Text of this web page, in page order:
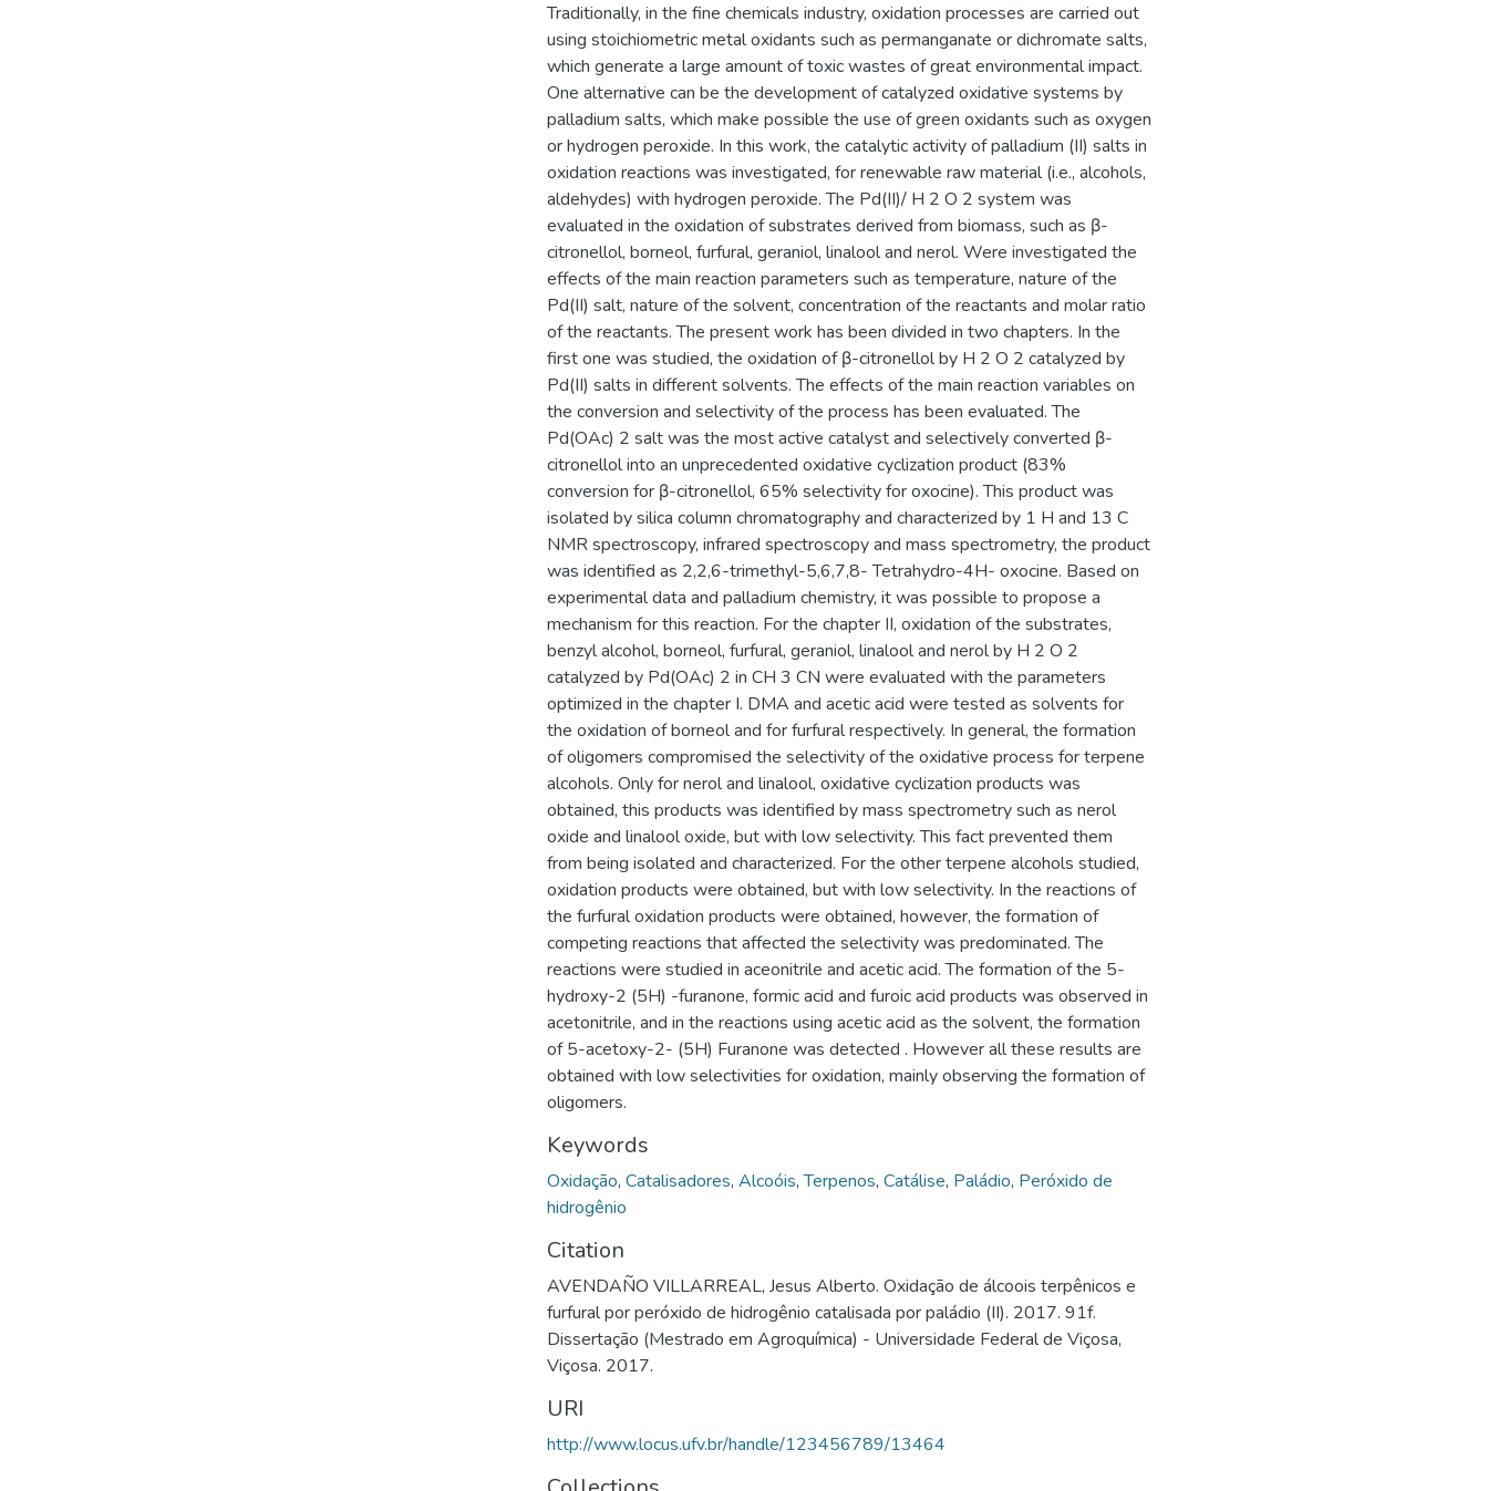
Traditionally, in the fine chemicals industry, oxidation processes are carried out
using stoichiometric metal oxidants such as permanganate or dichromate salts,
which generate a large amount of toxic wastes of great environmental impact.
One alternative can be the development of catalyzed oxidative systems by
palladium salts, which make possible the use of green oxidants such as oxygen
or hydrogen peroxide. In this work, the catalytic activity of palladium (II) salts in
oxidation reactions was investigated, for renewable raw material (i.e., alcohols,
aldehydes) with hydrogen peroxide. The Pd(II)/ H 2 O 2 system was
evaluated in the oxidation of substrates derived from biomass, such as β-
citronellol, borneol, furfural, geraniol, linalool and nerol. Were investigated the
effects of the main reaction parameters such as temperature, nature of the
Pd(II) salt, nature of the solvent, concentration of the reactants and molar ratio
of the reactants. The present work has been divided in two chapters. In the
first one was studied, the oxidation of β-citronellol by H 2 O 2 catalyzed by
Pd(II) salts in different solvents. The effects of the main reaction variables on
the conversion and selectivity of the process has been evaluated. The
Pd(OAc) 2 salt was the most active catalyst and selectively converted β-
citronellol into an unprecedented oxidative cyclization product (83%
conversion for β-citronellol, 65% selectivity for oxocine). This product was
isolated by silica column chromatography and characterized by 1 H and 13 C
NMR spectroscopy, infrared spectroscopy and mass spectrometry, the product
was identified as 2,2,6-trimethyl-5,6,7,8- Tetrahydro-4H- oxocine. Based on
experimental data and palladium chemistry, it was possible to propose a
mechanism for this reaction. For the chapter II, oxidation of the substrates,
benzyl alcohol, borneol, furfural, geraniol, linalool and nerol by H 2 O 2
catalyzed by Pd(OAc) 2 in CH 3 CN were evaluated with the parameters
optimized in the chapter I. DMA and acetic acid were tested as solvents for
the oxidation of borneol and for furfural respectively. In general, the formation
of oligomers compromised the selectivity of the oxidative process for terpene
alcohols. Only for nerol and linalool, oxidative cyclization products was
obtained, this products was identified by mass spectrometry such as nerol
oxide and linalool oxide, but with low selectivity. This fact prevented them
from being isolated and characterized. For the other terpene alcohols studied,
oxidation products were obtained, but with low selectivity. In the reactions of
the furfural oxidation products were obtained, however, the formation of
competing reactions that affected the selectivity was predominated. The
reactions were studied in aceonitrile and acetic acid. The formation of the 5-
hydroxy-2 (5H) -furanone, formic acid and furoic acid products was observed in
acetonitrile, and in the reactions using acetic acid as the solvent, the formation
of 5-acetoxy-2- (5H) Furanone was detected . However all these results are
obtained with low selectivities for oxidation, mainly observing the formation of
oligomers.
Keywords
Oxidação, Catalisadores, Alcoóis,Terpenos, Catálise, Paládio, Peróxido de
hidrogênio
Citation
AVENDAÑO VILLARREAL, Jesus Alberto. Oxidação de álcoois terpênicos e
furfural por peróxido de hidrogênio catalisada por paládio (II). 2017. 91f.
Dissertação (Mestrado em Agroquímica) - Universidade Federal de Viçosa,
Viçosa. 2017.
URI
http://www.locus.ufv.br/handle/123456789/13464